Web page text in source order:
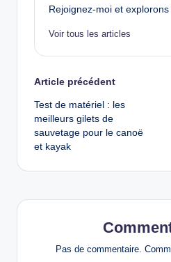
Rejoignez-moi et
Voir tous les articles
Post
navigation
Article précédent
Test de matériel : les
meilleurs gilets de
sauvetage pour le canoë
et kayak
Pas de commentaire.